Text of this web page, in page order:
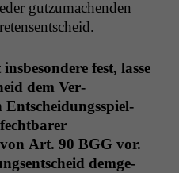
gutzu­machen­den
fest, lasse
dem Ver­
Entschei­dungsspiel­
Art. 90 BGG vor.
demge­